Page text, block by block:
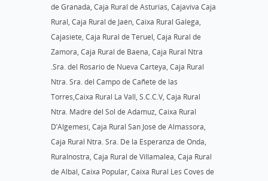
de Granada, Caja Rural de Asturias, Cajaviva Caja
Rural, Caja Rural de Jaén, Caixa Rural Galega,
Cajasiete, Caja Rural de Teruel, Caja Rural de
Zamora, Caja Rural de Baena, Caja Rural Ntra
.Sra. del Rosario de Nueva Carteya, Caja Rural
Ntra. Sra. del Campo de Cañete de las
Torres,Caixa Rural La Vall, S.C.C.V, Caja Rural
Ntra. Madre del Sol de Adamuz, Caixa Rural
D’Algemesí, Caja Rural San José de Almassora,
Caja Rural Ntra. Sra. De la Esperanza de Onda,
Ruralnostra, Caja Rural de Villamalea, Caja Rural
de Albal, Caixa Popular, Caixa Rural Les Coves de